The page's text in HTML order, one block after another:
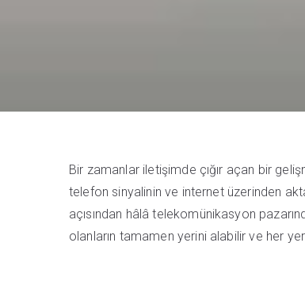
Bir zamanlar iletişimde çığır açan bir
telefon sinyalinin ve internet üzerinden
açısından hâlâ telekomünikasyon
olanların tamamen yerini alabilir ve her